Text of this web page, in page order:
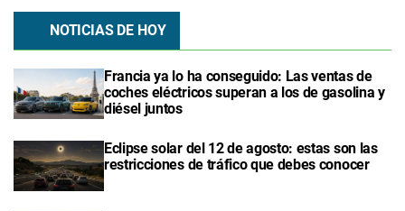
NOTICIAS DE HOY
Francia ya lo ha conseguido: Las ventas de
coches eléctricos superan a los de gasolina y
diésel juntos
Eclipse solar del 12 de agosto: estas son las
restricciones de tráfico que debes conocer